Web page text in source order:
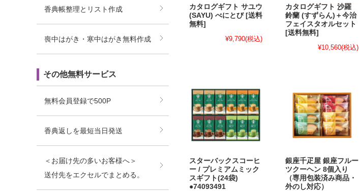
カタログギフト サユウ
(SAYU) べにとび [送料
無料]
¥9,790(税込)
カタログギフト 沙羅
鈴蘭 (すずらん)＋今治
フェイスタオルセット
[送料無料]
¥10,560(税込)
スターバックスコーヒ
ー / プレミアムミック
スギフト(24袋)
●74093491
銀座千疋屋 銀座フルー
ツクーヘン 8個入り
（専用包装済み商品・
外のし対応）
香典帳整理とリスト作成
喪中はがき・寒中はがき無料作成
その他無料サービス
無料会員登録で500P
香典返しを最短当日発送
＜お届け先の多いお客様へ＞
送付先をエクセルでまとめる。